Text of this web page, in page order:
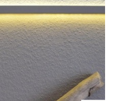
JAK
montażową
miniaturowe gabaryty, dzięki
mebli czy płyt. Przed